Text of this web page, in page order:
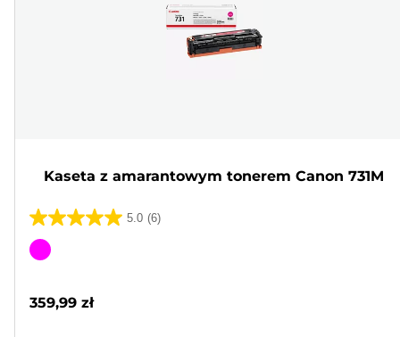
Kaseta z amarantowym tonerem Canon 731M
5.0 (6)
5.0
na
6
Wkład
359,99 zł